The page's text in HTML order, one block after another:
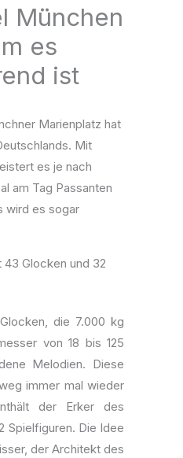
München
es
ist
Marienplatz hat
Mit
es je nach
am Tag Passanten
wird es sogar
Glocken und 32
die 7.000 kg
von 18 bis 125
Melodien. Diese
immer mal wieder
der Erker des
Spielfiguren. Die Idee
der Architekt des